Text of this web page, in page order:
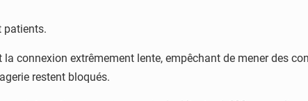
patients.
connexion extrêmement lente, empêchant de mener des
restent bloqués.